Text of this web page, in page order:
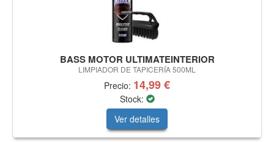
BASS MOTOR ULTIMATEINTERIOR
LIMPIADOR DE TAPICERÍA 500ML
Precio: 14,99 €
Stock:
Ver detalles